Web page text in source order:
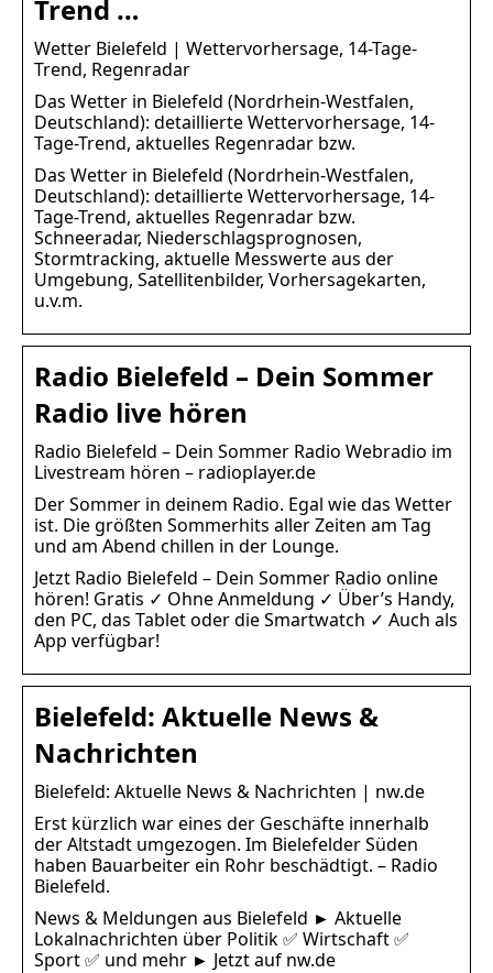
Trend …
Wetter Bielefeld | Wettervorhersage, 14-Tage-
Trend, Regenradar
Das Wetter in Bielefeld (Nordrhein-Westfalen,
Deutschland): detaillierte Wettervorhersage, 14-
Tage-Trend, aktuelles Regenradar bzw.
Das Wetter in Bielefeld (Nordrhein-Westfalen,
Deutschland): detaillierte Wettervorhersage, 14-
Tage-Trend, aktuelles Regenradar bzw.
Schneeradar, Niederschlagsprognosen,
Stormtracking, aktuelle Messwerte aus der
Umgebung, Satellitenbilder, Vorhersagekarten,
u.v.m.
Radio Bielefeld – Dein Sommer
Radio live hören
Radio Bielefeld – Dein Sommer Radio Webradio im
Livestream hören – radioplayer.de
Der Sommer in deinem Radio. Egal wie das Wetter
ist. Die größten Sommerhits aller Zeiten am Tag
und am Abend chillen in der Lounge.
Jetzt Radio Bielefeld – Dein Sommer Radio online
hören! Gratis ✓ Ohne Anmeldung ✓ Über’s Handy,
den PC, das Tablet oder die Smartwatch ✓ Auch als
App verfügbar!
Bielefeld: Aktuelle News &
Nachrichten
Bielefeld: Aktuelle News & Nachrichten | nw.de
Erst kürzlich war eines der Geschäfte innerhalb
der Altstadt umgezogen. Im Bielefelder Süden
haben Bauarbeiter ein Rohr beschädtigt. – Radio
Bielefeld.
News & Meldungen aus Bielefeld ► Aktuelle
Lokalnachrichten über Politik ✅ Wirtschaft ✅
Sport ✅ und mehr ► Jetzt auf nw.de